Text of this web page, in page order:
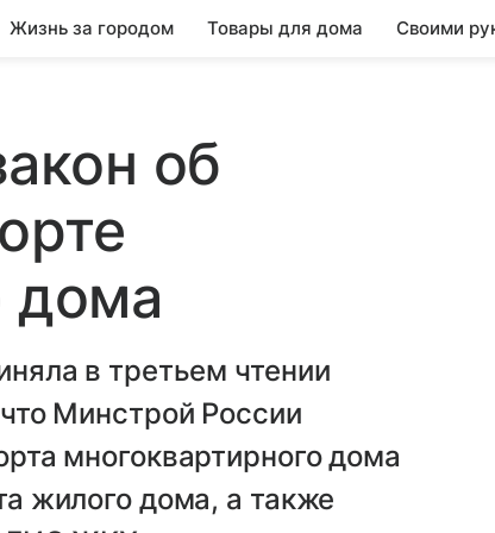
Жизнь за городом Товары для дома Своими
об
дома
в третьем чтении
Минстрой России
многоквартирного дома
жилого дома, а также